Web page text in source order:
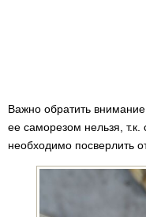
Важно обратить внимание
ее саморезом нельзя,
необходимо посверлить